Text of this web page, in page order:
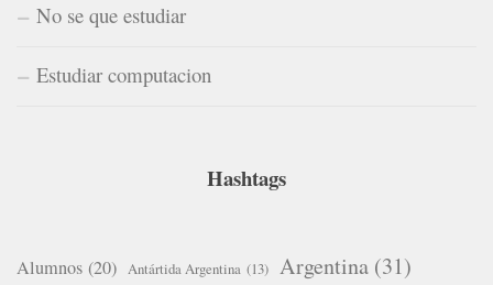
No se que estudiar
Estudiar computacion
Hashtags
Alumnos (20) Antártida Argentina (13) Argentina (31)